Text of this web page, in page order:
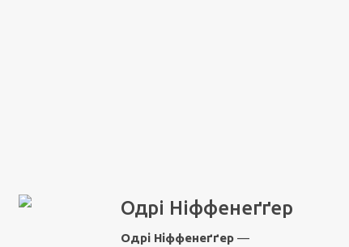
Одрі Ніффенеґґер
Одрі Ніффенеґґер —